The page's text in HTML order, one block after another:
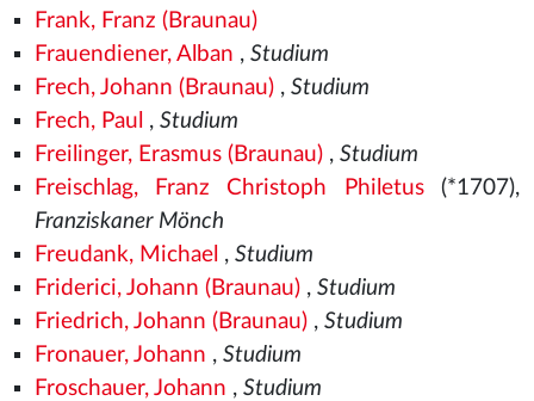
Frank, Franz (Braunau)
Frauendiener, Alban , Studium
Frech, Johann (Braunau), Studium
Frech, Paul , Studium
Freilinger, Erasmus (Braunau), Studium
Freischlag, Franz Christoph Philetus(*1707),
Franziskaner Mönch
Freudank, Michael , Studium
Friderici, Johann (Braunau), Studium
Friedrich, Johann (Braunau), Studium
Fronauer, Johann , Studium
Froschauer, Johann , Studium